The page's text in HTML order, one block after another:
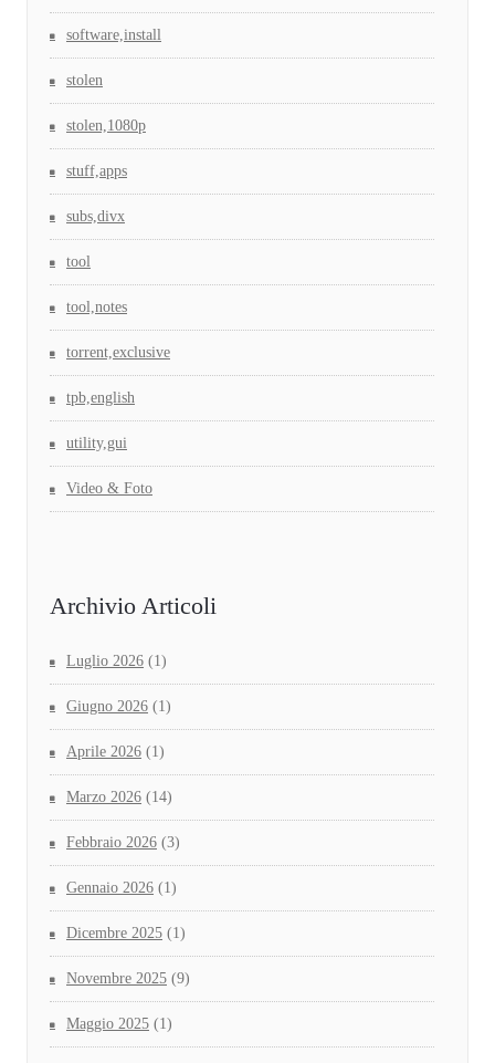
software,install
stolen
stolen,1080p
stuff,apps
subs,divx
tool
tool,notes
torrent,exclusive
tpb,english
utility,gui
Video & Foto
Archivio Articoli
Luglio 2026 (1)
Giugno 2026 (1)
Aprile 2026 (1)
Marzo 2026 (14)
Febbraio 2026 (3)
Gennaio 2026 (1)
Dicembre 2025 (1)
Novembre 2025 (9)
Maggio 2025 (1)